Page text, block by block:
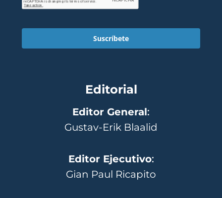
Suscríbete
Editorial
Editor General:
Gustav-Erik Blaalid
Editor Ejecutivo:
Gian Paul Ricapito